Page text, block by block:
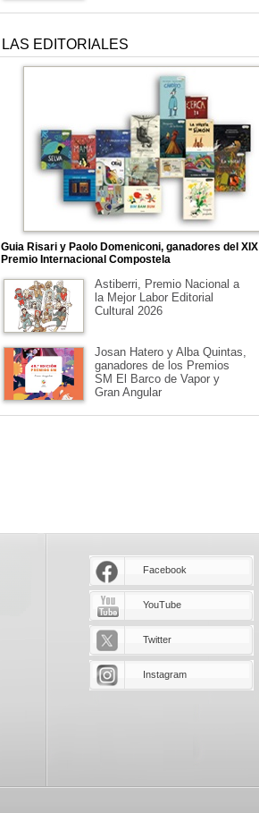
LAS EDITORIALES
Guia Risari y Paolo Domeniconi, ganadores del XIX
Premio Internacional Compostela
Astiberri, Premio Nacional a
la Mejor Labor Editorial
Cultural 2026
Josan Hatero y Alba Quintas,
ganadores de los Premios
SM El Barco de Vapor y
Gran Angular
Facebook
YouTube
Twitter
Instagram